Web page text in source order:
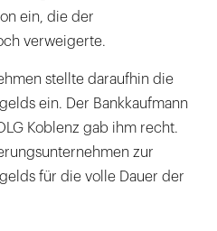
ein, die der
verweigerte.
stellte daraufhin die
ein. Der Bankkaufmann
Koblenz gab ihm recht.
zur
für die volle Dauer der